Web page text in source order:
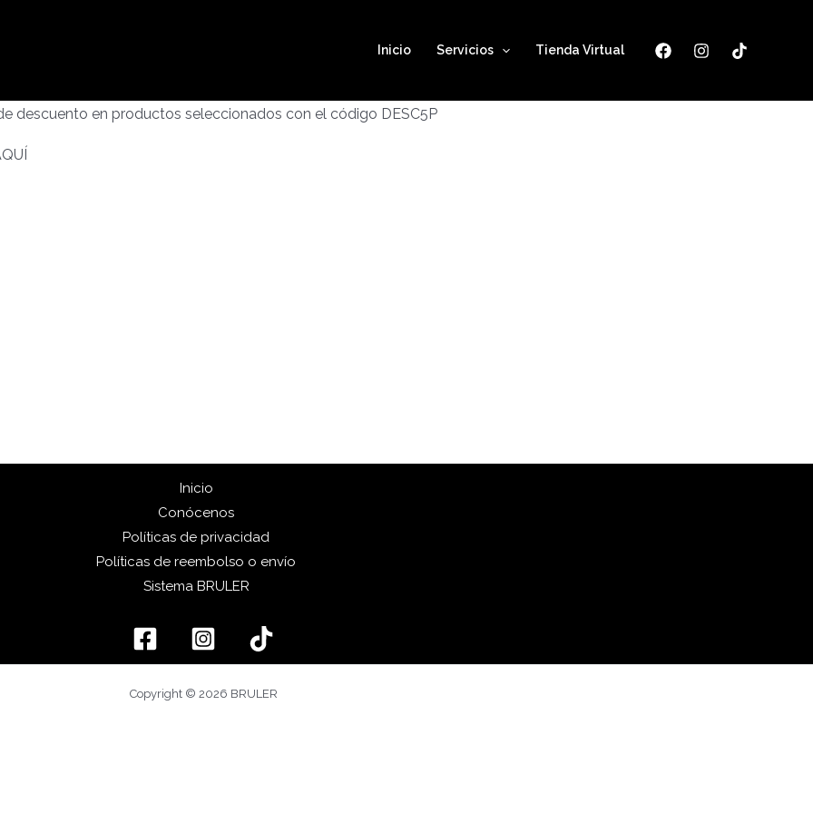
Inicio Servicios Tienda Virtual
descuento en productos seleccionados con el código DESC5P
Inicio
Conócenos
Políticas de privacidad
Políticas de reembolso o envío
Sistema BRULER
Copyright © 2026 BRULER